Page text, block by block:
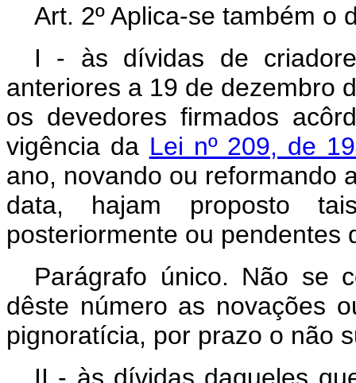
Art. 2º Aplica-se também o
I - às dívidas de
anteriores a 19 de dezembro
os devedores firmados
vigência da Lei nº 209, de
ano, novando ou reformando
data, hajam proposto
posteriormente ou pendentes
Parágrafo único. Não se
dêste número as novações
pignoratícia, por prazo o não